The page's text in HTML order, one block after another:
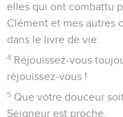
elles qui ont combattu
Clément et mes autres
dans le livre de vie.
4 Réjouissez-vous
réjouissez-vous !
5 Que votre douceur
Seigneur est proche.